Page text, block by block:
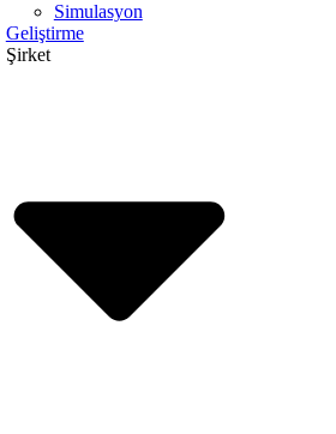
Simulasyon
Geliştirme
Şirket